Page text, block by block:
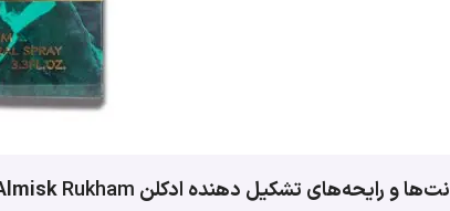
نت‌ها و رایحه‌های تشکیل دهنده ادکلن Belad Almisk Rukham